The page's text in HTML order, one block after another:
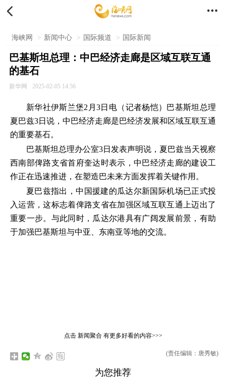
 
海峡网 > 新闻中心 > 国际频道 > 国际新闻
巴基斯坦总理：中巴经济走廊是区域互联互通
的基石
新华网 2025-02-05 14:56
新华社伊斯兰堡2月3日电（记者杨恺）巴基斯坦总理
夏巴兹3日说，中巴经济走廊是巴经济发展和区域互联互通
的重要基石。
巴基斯坦总理办公室3日发表声明说，夏巴兹当天视察
西南部俾路支省首府奎达时表示，中巴经济走廊的建设工
作正在迅速推进，在塑造巴未来方面发挥着关键作用。
夏巴兹指出，中国援建的瓜达尔新国际机场已正式投
入运营，这标志着俾路支省在加强区域互联互通上迈出了
重要一步。与此同时，瓜达尔港具有广阔发展前景，有助
于加强巴基斯坦与中亚、东南亚等地的交流。
点击 新闻聚合有更多好看的内容>>>
(责任编辑：唐秀敏)
为您推荐